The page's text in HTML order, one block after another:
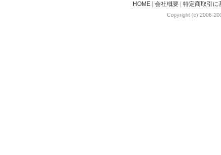
HOME| 会社概要| 特定商取引に
Copyright (c) 2006-